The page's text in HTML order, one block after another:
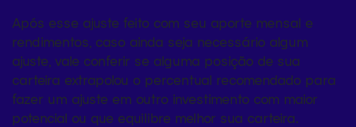
Após esse ajuste feito com seu aporte mensal e
rendimentos, caso ainda seja necessário algum
ajuste, vale conferir se alguma posição de sua
carteira extrapolou o percentual recomendado para
fazer um ajuste em outro investimento com maior
potencial ou que equilibre melhor sua carteira.